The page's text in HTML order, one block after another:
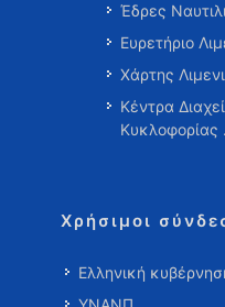
Έδρες
Ευρετήριο
Χάρτης
Κέντρα
Κυκλοφορίας
Χρήσιμοι
Ελληνική